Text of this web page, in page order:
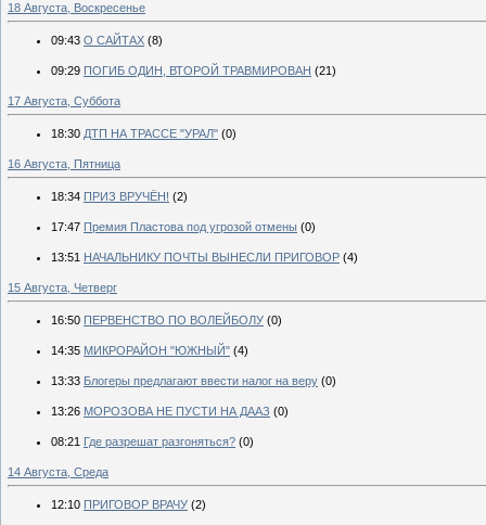
18 Августа, Воскресенье
09:43 О САЙТАХ (8)
09:29 ПОГИБ ОДИН, ВТОРОЙ ТРАВМИРОВАН (21)
17 Августа, Суббота
18:30 ДТП НА ТРАССЕ "УРАЛ" (0)
16 Августа, Пятница
18:34 ПРИЗ ВРУЧЁН! (2)
17:47 Премия Пластова под угрозой отмены (0)
13:51 НАЧАЛЬНИКУ ПОЧТЫ ВЫНЕСЛИ ПРИГОВОР (4)
15 Августа, Четверг
16:50 ПЕРВЕНСТВО ПО ВОЛЕЙБОЛУ (0)
14:35 МИКРОРАЙОН "ЮЖНЫЙ" (4)
13:33 Блогеры предлагают ввести налог на веру (0)
13:26 МОРОЗОВА НЕ ПУСТИ НА ДААЗ (0)
08:21 Где разрешат разгоняться? (0)
14 Августа, Среда
12:10 ПРИГОВОР ВРАЧУ (2)